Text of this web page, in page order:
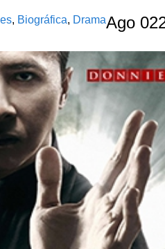
, Biográfica, DramaAgo 02